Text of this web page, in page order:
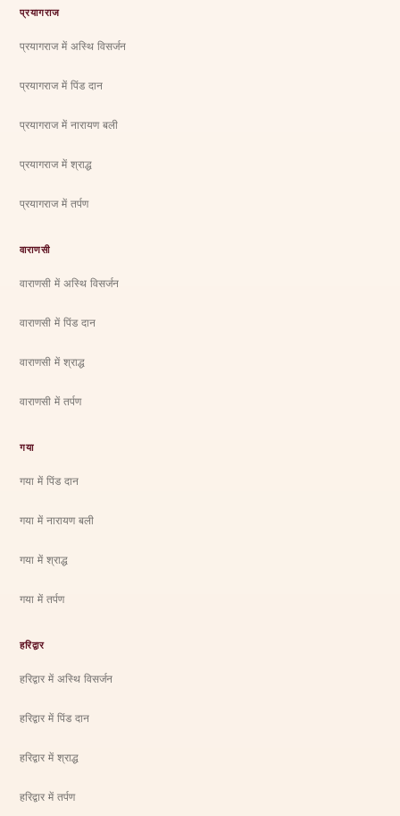
प्रयागराज
प्रयागराज में अस्थि विसर्जन
प्रयागराज में पिंड दान
प्रयागराज में नारायण बली
प्रयागराज में श्राद्ध
प्रयागराज में तर्पण
वाराणसी
वाराणसी में अस्थि विसर्जन
वाराणसी में पिंड दान
वाराणसी में श्राद्ध
वाराणसी में तर्पण
गया
गया में पिंड दान
गया में नारायण बली
गया में श्राद्ध
गया में तर्पण
हरिद्वार
हरिद्वार में अस्थि विसर्जन
हरिद्वार में पिंड दान
हरिद्वार में श्राद्ध
हरिद्वार में तर्पण